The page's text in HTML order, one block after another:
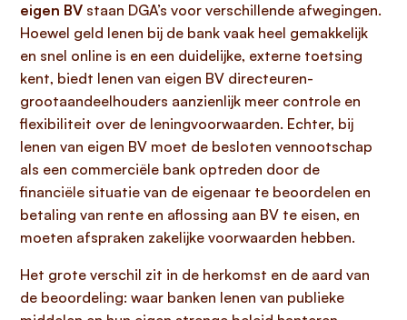
eigen BV staan DGA’s voor verschillende afwegingen.
Hoewel geld lenen bij de bank vaak heel gemakkelijk
en snel online is en een duidelijke, externe toetsing
kent, biedt lenen van eigen BV directeuren-
grootaandeelhouders aanzienlijk meer controle en
flexibiliteit over de leningvoorwaarden. Echter, bij
lenen van eigen BV moet de besloten vennootschap
als een commerciële bank optreden door de
financiële situatie van de eigenaar te beoordelen en
betaling van rente en aflossing aan BV te eisen, en
moeten afspraken zakelijke voorwaarden hebben.
Het grote verschil zit in de herkomst en de aard van
de beoordeling: waar banken lenen van publieke